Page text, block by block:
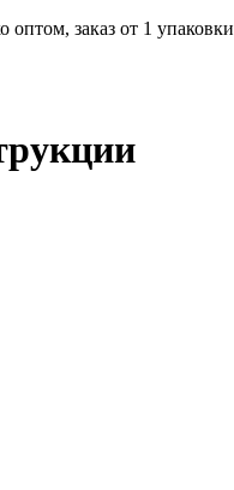
заказ от 1 упаковки